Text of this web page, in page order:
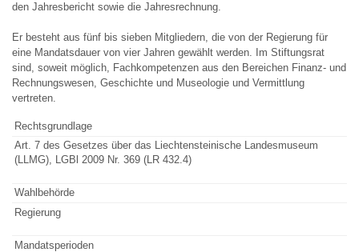
den Jahresbericht sowie die Jahresrechnung.
Er besteht aus fünf bis sieben Mitgliedern, die von der Regierung für
eine Mandatsdauer von vier Jahren gewählt werden. Im Stiftungsrat
sind, soweit möglich, Fachkompetenzen aus den Bereichen Finanz- und
Rechnungswesen, Geschichte und Museologie und Vermittlung
vertreten.
Rechtsgrundlage
Art. 7 des Gesetzes über das Liechtensteinische Landesmuseum
(LLMG), LGBl 2009 Nr. 369 (LR 432.4)
Wahlbehörde
Regierung
Mandatsperioden